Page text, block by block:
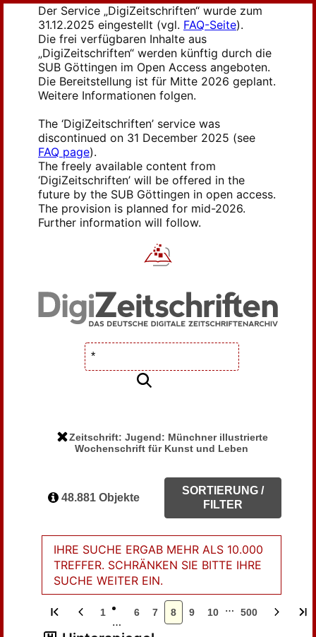
Der Service „DigiZeitschriften“ wurde zum
31.12.2025 eingestellt (vgl. FAQ-Seite).
Die frei verfügbaren Inhalte aus
„DigiZeitschriften“ werden künftig durch die
SUB Göttingen im Open Access angeboten.
Die Bereitstellung ist für Mitte 2026 geplant.
Weitere Informationen folgen.
The ‘DigiZeitschriften’ service was
discontinued on 31 December 2025 (see
FAQ page).
The freely available content from
‘DigiZeitschriften’ will be offered in the
future by the SUB Göttingen in open access.
The provision is planned for mid-2026.
Further information will follow.
Zeitschrift: Jugend: Münchner illustrierte
Wochenschrift für Kunst und Leben
48.881 Objekte
SORTIERUNG /
FILTER
IHRE SUCHE ERGAB MEHR ALS 10.000
TREFFER. SCHRÄNKEN SIE BITTE IHRE
SUCHE WEITER EIN.
1
…
6 7 8 9 10 … 500